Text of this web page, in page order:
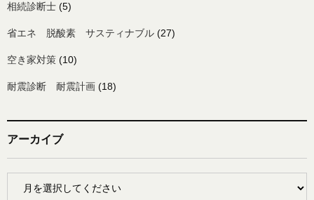
相続診断士 (5)
省エネ 脱酸素 サスティナブル (27)
空き家対策 (10)
耐震診断 耐震計画 (18)
アーカイブ